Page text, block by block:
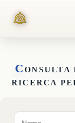
C
RICERCA